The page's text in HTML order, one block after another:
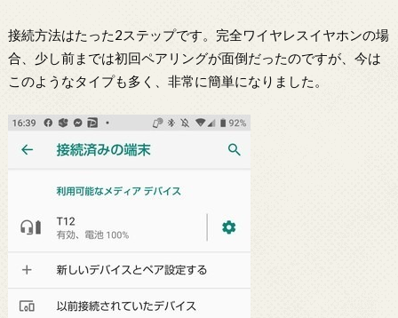
接続方法はたった2ステップです。完全ワイヤレスイヤホンの場
合、少し前までは初回ペアリングが面倒だったのですが、今は
このようなタイプも多く、非常に簡単になりました。